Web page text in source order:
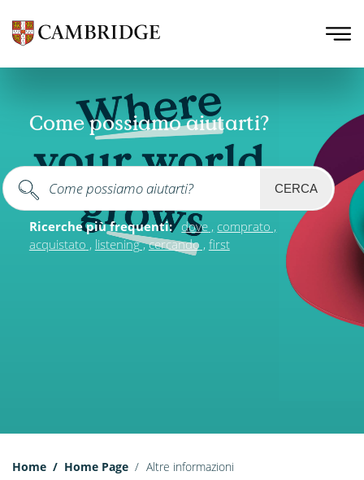
Come possiamo aiutarti?
CERCA
Ricerche più frequenti: dove comprato
acquistato
listening cercando first
Home Home Page Altre informazioni